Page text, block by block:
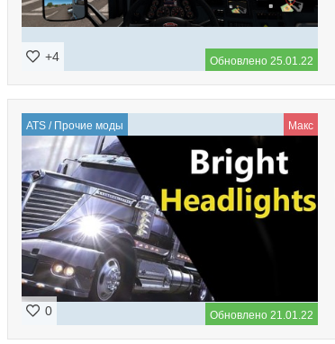
Обновлено 25.01.22
+4
ATS / Прочие моды Макс
Обновлено 21.01.22
0